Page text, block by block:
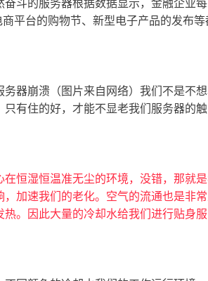
平台的购物节、新型电子产品的发布
有住的好，才能不显老我们服务器的
在恒湿恒温准无尘的环境，没错，那
加速我们的老化。空气的流通也是非
热。因此大量的冷却水给我们进行贴身